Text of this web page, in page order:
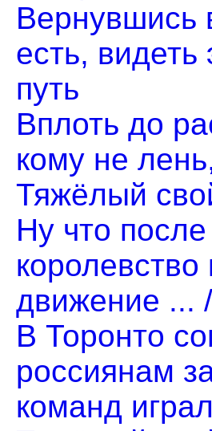
Вернувшись
есть,
путь
Вплоть до
кому не
Тяжёлый
Ну что
движение ...
В Торонто
россиянам
команд